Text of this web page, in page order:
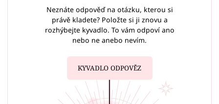
Neznáte odpověď na otázku, kterou si
právě kladete? Položte si ji znovu a
rozhýbejte kyvadlo. To vám odpoví ano
nebo ne anebo nevím.
KYVADLO ODPOVĚZ